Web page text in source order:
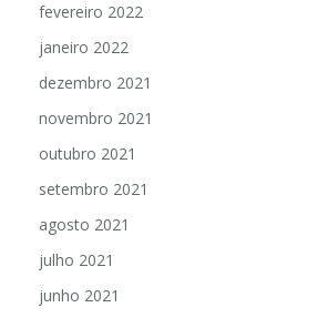
fevereiro 2022
janeiro 2022
dezembro 2021
novembro 2021
outubro 2021
setembro 2021
agosto 2021
julho 2021
junho 2021